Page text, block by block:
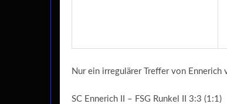
Nur ein irregulärer Treffer von Ennerich
SC Ennerich II – FSG Runkel II 3:3 (1:1)